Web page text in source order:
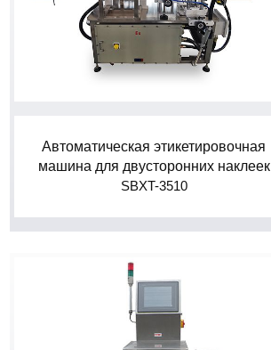
Автоматическая этикетировочная
машина для двусторонних наклеек
SBXT-3510